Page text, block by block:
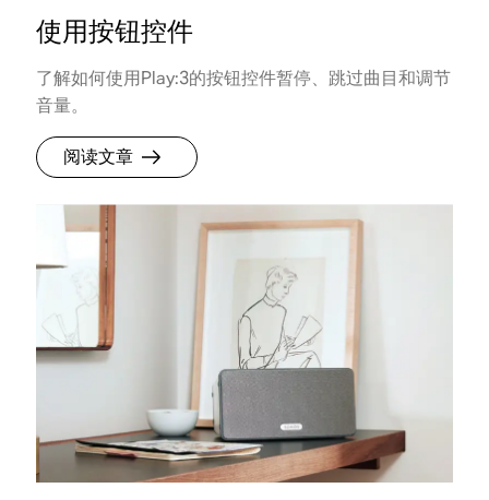
使用按钮控件
了解如何使用Play:3的按钮控件暂停、跳过曲目和调节
音量。
阅读文章